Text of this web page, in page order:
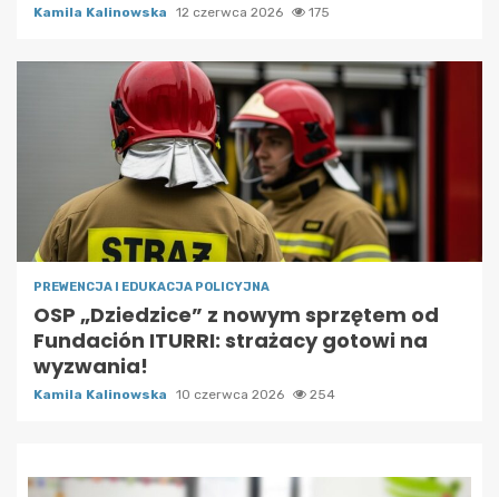
Kamila Kalinowska 12 czerwca 2026 175
PREWENCJA I EDUKACJA POLICYJNA
OSP „Dziedzice” z nowym sprzętem od
Fundación ITURRI: strażacy gotowi na
wyzwania!
Kamila Kalinowska 10 czerwca 2026 254